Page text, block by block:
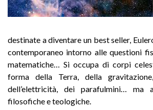
destinate a diventare un best seller,
contemporaneo intorno alle questioni
matematiche… Si occupa di corpi
forma della Terra, della
dell’elettricità, dei parafulmini… ma
filosofiche e teologiche.